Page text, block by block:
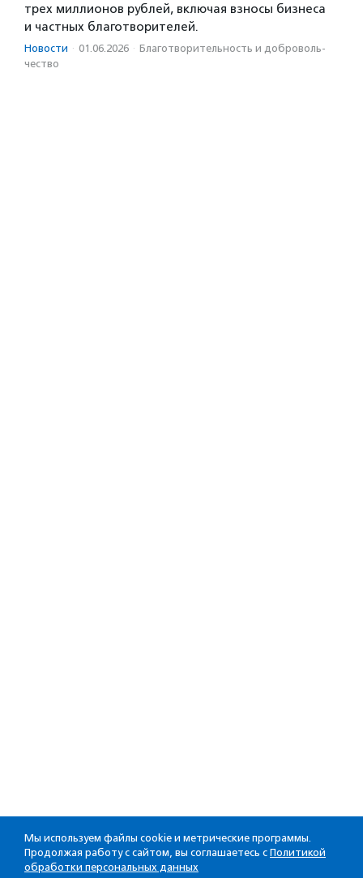
трех миллионов рублей, включая взносы бизнеса
и частных благотворителей.
Новости · 01.06.2026 · Благотвори­тель­ность и доброволь­
чест­во
Мы используем файлы cookie и метрические программы.
Продолжая работу с сайтом, вы соглашаетесь с Политикой
обработки персональных данных